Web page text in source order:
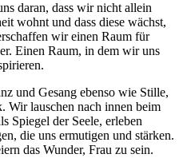
daran, dass wir nicht allein
wohnt und dass diese wächst,
wir einen Raum für
Einen Raum, in dem wir uns
und Gesang ebenso wie Stille,
Wir lauschen nach innen beim
Spiegel der Seele, erleben
die uns ermutigen und stärken.
das Wunder, Frau zu sein.